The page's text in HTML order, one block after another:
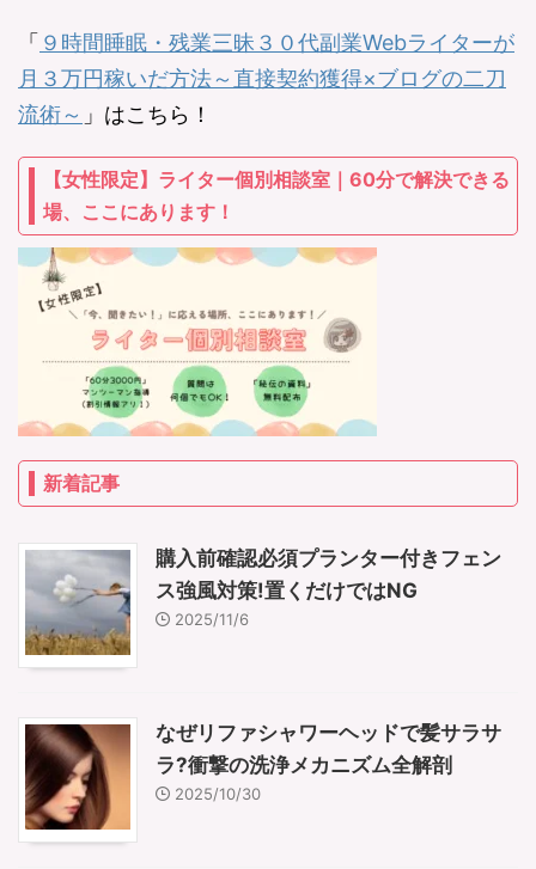
「 ９時間睡眠・残業三昧３０代副業Webライターが
月３万円稼いだ方法～直接契約獲得×ブログの二刀
流術～ 」はこちら！
【女性限定】ライター個別相談室｜60分で解決できる
場、ここにあります！
新着記事
購入前確認必須プランター付きフェン
ス強風対策!置くだけではNG
2025/11/6
なぜリファシャワーヘッドで髪サラサ
ラ?衝撃の洗浄メカニズム全解剖
2025/10/30